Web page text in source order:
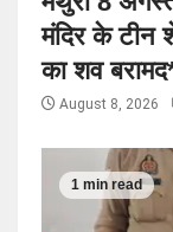
मंदिर के टीन
का शव
August 8, 2026
1 min read